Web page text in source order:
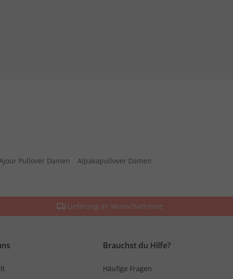
Pullover Damen
Alpakapullover Damen
Lieferung an Wunschadresse
Brauchst du Hilfe?
Häufige Fragen